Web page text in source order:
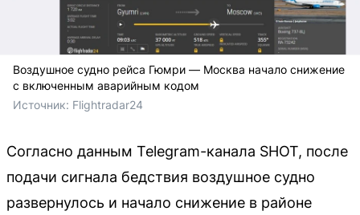
Воздушное судно рейса Гюмри — Москва начало снижение
с включенным аварийным кодом
Источник: Flightradar24
Согласно данным Telegram-канала SHOT, после
подачи сигнала бедствия воздушное судно
развернулось и начало снижение в районе